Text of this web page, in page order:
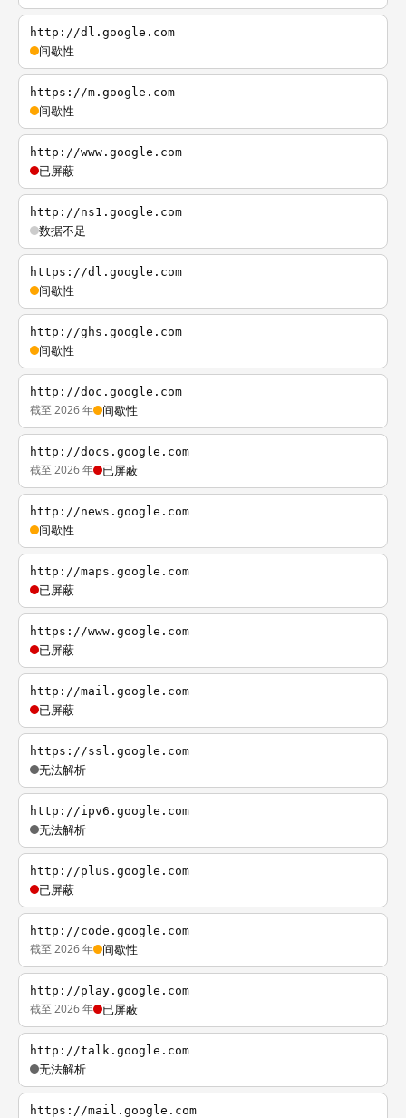
http://dl.google.com
间歇性
https://m.google.com
间歇性
http://www.google.com
已屏蔽
http://ns1.google.com
数据不足
https://dl.google.com
间歇性
http://ghs.google.com
间歇性
http://doc.google.com
截至 2026 年 间歇性
http://docs.google.com
截至 2026 年 已屏蔽
http://news.google.com
间歇性
http://maps.google.com
已屏蔽
https://www.google.com
已屏蔽
http://mail.google.com
已屏蔽
https://ssl.google.com
无法解析
http://ipv6.google.com
无法解析
http://plus.google.com
已屏蔽
http://code.google.com
截至 2026 年 间歇性
http://play.google.com
截至 2026 年 已屏蔽
http://talk.google.com
无法解析
https://mail.google.com